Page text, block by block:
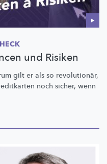
und Risiken
gilt er als so revolutionär,
noch sicher, wenn